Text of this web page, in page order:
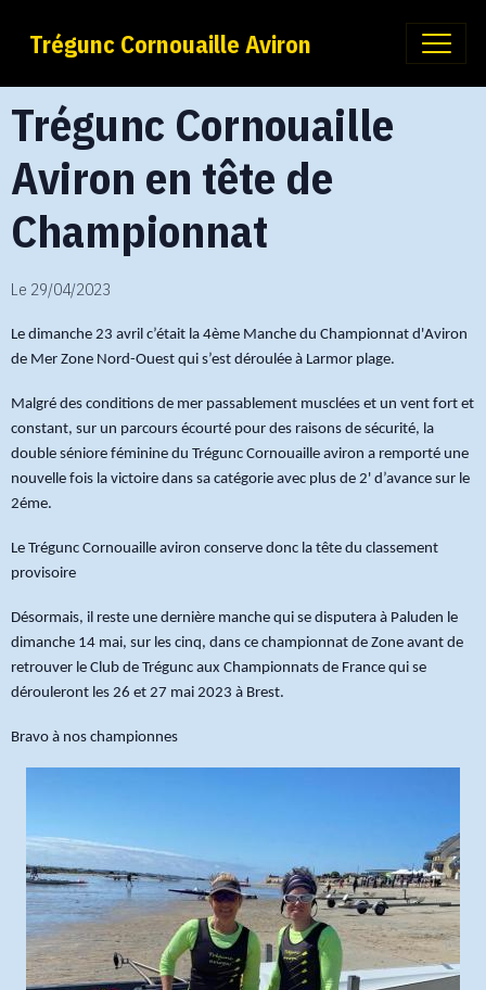
Trégunc Cornouaille Aviron
Trégunc Cornouaille
Aviron en tête de
Championnat
Le 29/04/2023
Le dimanche 23 avril c’était la 4ème Manche du Championnat d'Aviron
de Mer Zone Nord-Ouest qui s’est déroulée à Larmor plage.
Malgré des conditions de mer passablement musclées et un vent fort et
constant, sur un parcours écourté pour des raisons de sécurité, la
double séniore féminine du Trégunc Cornouaille aviron a remporté une
nouvelle fois la victoire dans sa catégorie avec plus de 2' d’avance sur le
2éme.
Le Trégunc Cornouaille aviron conserve donc la tête du classement
provisoire
Désormais, il reste une dernière manche qui se disputera à Paluden le
dimanche 14 mai, sur les cinq, dans ce championnat de Zone avant de
retrouver le Club de Trégunc aux Championnats de France qui se
dérouleront les 26 et 27 mai 2023 à Brest.
Bravo à nos championnes